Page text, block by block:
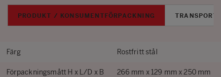
PRODUKT / KONSUMENTFÖRPACKNING
Färg Rostfritt stål
Förpackningsmått H x L/D x B 266 mm x 129 mm x 250 mm